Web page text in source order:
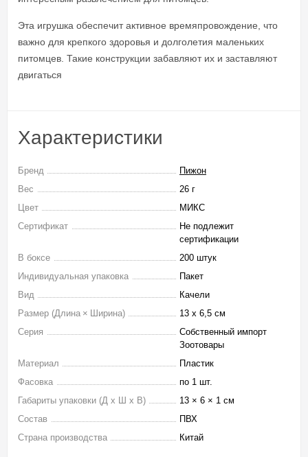
Эта игрушка обеспечит активное времяпровождение, что
важно для крепкого здоровья и долголетия маленьких
питомцев. Такие конструкции забавляют их и заставляют
двигаться
Характеристики
Бренд
Пижон
Вес
26 г
Цвет
МИКС
Сертификат
Не подлежит
сертификации
В боксе
200 штук
Индивидуальная упаковка
Пакет
Вид
Качели
Размер (Длина × Ширина)
13 x 6,5 см
Серия
Собственный импорт
Зоотовары
Материал
Пластик
Фасовка
по 1 шт.
Габариты упаковки (Д х Ш х В)
13 × 6 × 1 см
Состав
ПВХ
Страна производства
Китай